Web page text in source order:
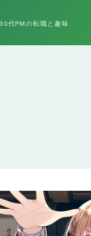
30代PMの転職と趣味